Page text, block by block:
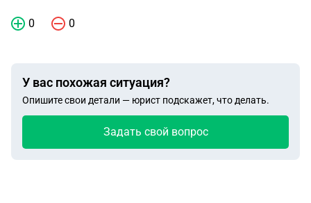
0 0
У вас похожая ситуация?
Опишите свои детали — юрист подскажет, что делать.
Задать свой вопрос